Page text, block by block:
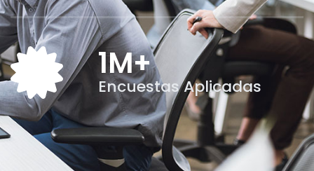
1M+
Encuestas Aplicadas